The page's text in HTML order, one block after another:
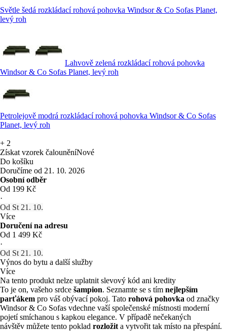
Světle šedá rozkládací rohová pohovka Windsor & Co Sofas Planet,
levý roh
Lahvově zelená rozkládací rohová pohovka
Windsor & Co Sofas Planet, levý roh
Petrolejově modrá rozkládací rohová pohovka Windsor & Co Sofas
Planet, levý roh
+ 2
Získat vzorek čalouněníNové
Do košíku
Doručíme od 21. 10. 2026
Osobní odběr
Od 199 Kč
·
Od St 21. 10.
Více
Doručení na adresu
Od 1 499 Kč
·
Od St 21. 10.
Výnos do bytu a další služby
Více
Na tento produkt nelze uplatnit slevový kód ani kredity
To je on, vašeho srdce šampion. Seznamte se s tím nejlepším
parťákem pro váš obývací pokoj. Tato rohová pohovka od značky
Windsor & Co Sofas vdechne vaší společenské místnosti moderní
pojetí smíchanou s kapkou elegance. V případě nečekaných
návštěv můžete tento poklad rozložit a vytvořit tak místo na přespání.